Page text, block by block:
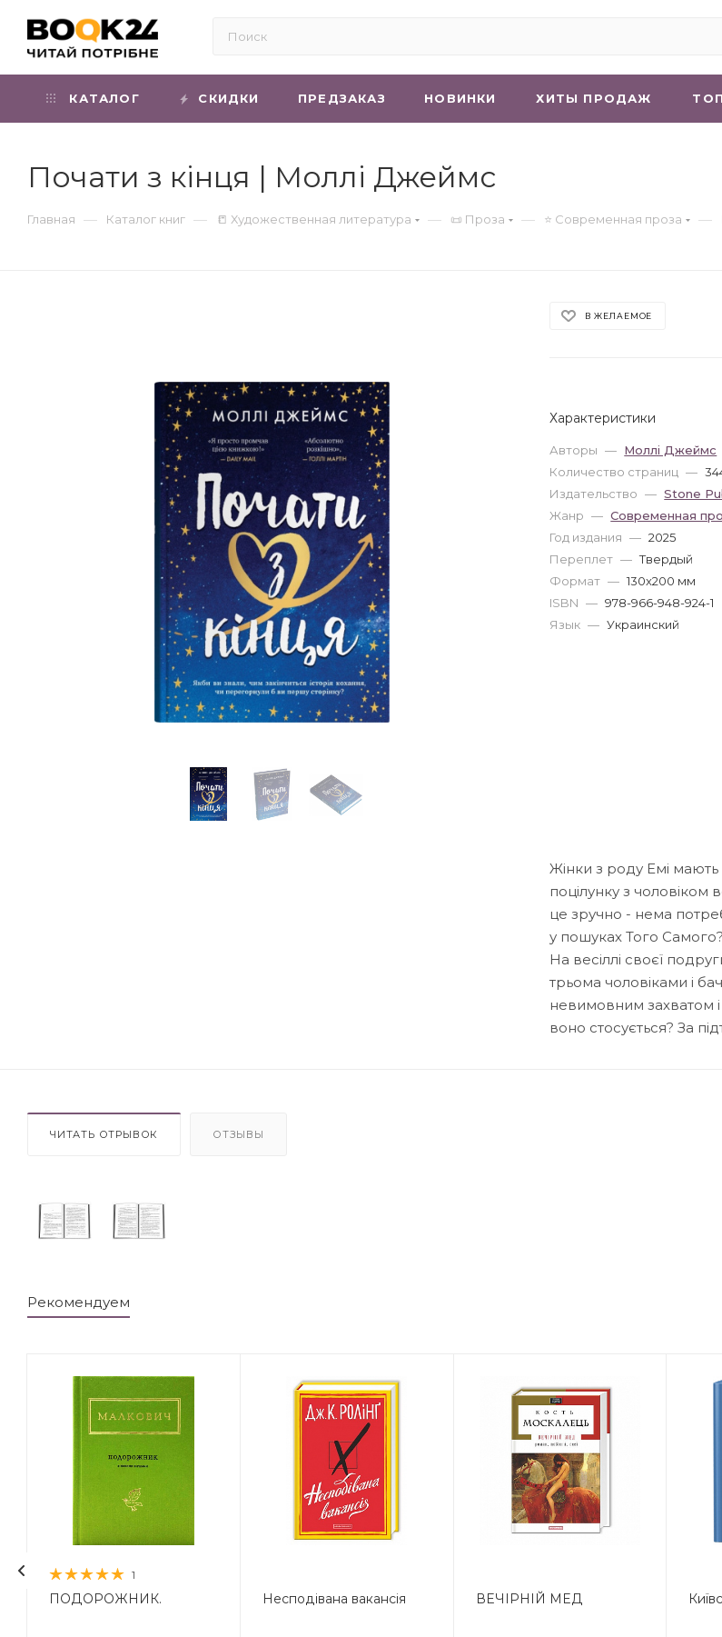
КАТАЛОГ СКИДКИ ПРЕДЗАКАЗ НОВИНКИ ХИТЫ ПРОДАЖ
Почати з кінця | Моллі Джеймс
Главная — Каталог книг — 📒 Художественная литература — 📜 Проза — ⭐ Современная проза —
В ЖЕЛАЕМОЕ
Характеристики
Авторы — Моллі Джеймс
Количество страниц —
Издательство — Stone
Жанр — Современная
Год издания — 2025
Переплет — Твердый
Формат — 130x200 мм
ISBN — 978-966-948-924-1
Язык — Украинский
Жінки з роду Емі
поцілунку з чоловіком
це зручно - нема
у пошуках Того
На весіллі своєї
трьома чоловіками і
невимовним захватом
воно стосується? За
ЧИТАТЬ ОТРЫВОК ОТЗЫВЫ
Рекомендуем
1
ПОДОРОЖНИК. Несподівана вакансія ВЕЧІРНІЙ МЕД